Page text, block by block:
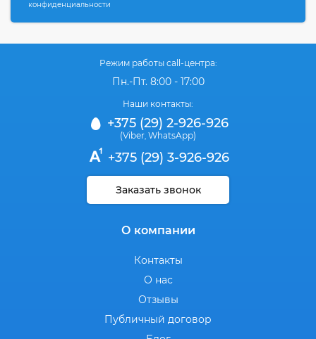
конфиденциальности
Режим работы call-центра:
Пн.-Пт. 8:00 - 17:00
Наши контакты:
+375 (29) 2-926-926
(Viber WhatsApp)
+375 (29) 3-926-926
Заказать звонок
О компании
Контакты
О нас
Отзывы
Публичный договор